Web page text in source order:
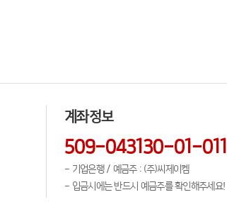
계좌정보
509-043130-01-011
- 기업은행 / 예금주 : (주)씨제이켐
- 입금시에는 반드시 예금주를 확인해주세요!